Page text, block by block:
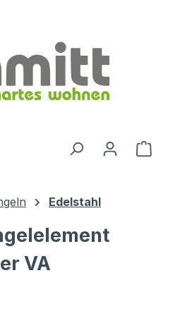
Edelstahl
VA